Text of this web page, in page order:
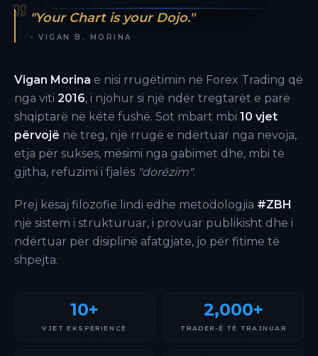
"Your Chart is your Dojo."
- VIGAN B. MORINA
Vigan Morina e nisi rrugëtimin në Forex Trading që
nga viti 2016, i njohur si një ndër tregtarët e parë
shqiptarë në këtë fushë. Sot mbart mbi 10 vjet
përvojë në treg, një rrugë e ndërtuar nga nevoja,
etja për sukses, mësimi nga gabimet dhe, mbi të
gjitha, refuzimi i fjalës "dorëzim".
Prej kësaj filozofie lindi edhe metodologjia #ZBH
një sistem i strukturuar, i provuar publikisht dhe i
ndërtuar për disiplinë afatgjate, jo për fitime të
shpejta.
10+
VJET EKSPERIENCË
2,000+
TRADER-Ë TË TRAJNUAR